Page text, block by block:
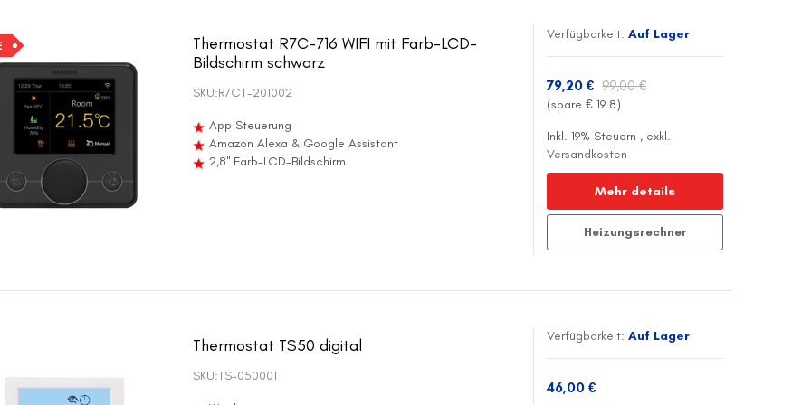
Thermostat R7C-716 WIFI mit Farb-LCD-
Bildschirm schwarz
SKU:R7CT-201002
App Steuerung
Amazon Alexa & Google Assistant
2,8'' Farb-LCD-Bildschirm
Verfügbarkeit: Auf Lager
79,20 € 99,00 €
(spare €19.8)
Inkl. 19% Steuern , exkl.
Versandkosten
Mehr details
Heizungsrechner
Thermostat TS50 digital
SKU:TS-050001
Verfügbarkeit: Auf Lager
46,00 €